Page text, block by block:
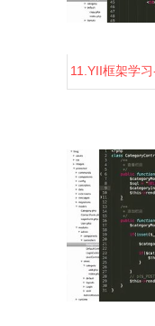
1481 2
11.YII框架学